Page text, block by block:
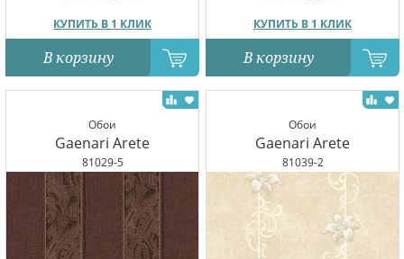
КУПИТЬ В 1 КЛИК
В корзину
КУПИТЬ В 1 КЛИК
В корзину
Обои
Gaenari Arete
81029-5
Обои
Gaenari Arete
81039-2